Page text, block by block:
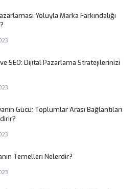
Yoluyla Marka Farkındalığı
SEO: Dijital Pazarlama Stratejilerinizi
Gücü: Toplumlar Arası Bağlantıları
Temelleri Nelerdir?